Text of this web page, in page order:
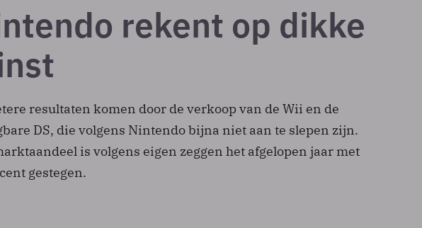
rekent op dikke
resultaten komen door de verkoop van de Wii en de
DS, die volgens Nintendo bijna niet aan te slepen zijn.
is volgens eigen zeggen het afgelopen jaar met
gestegen.